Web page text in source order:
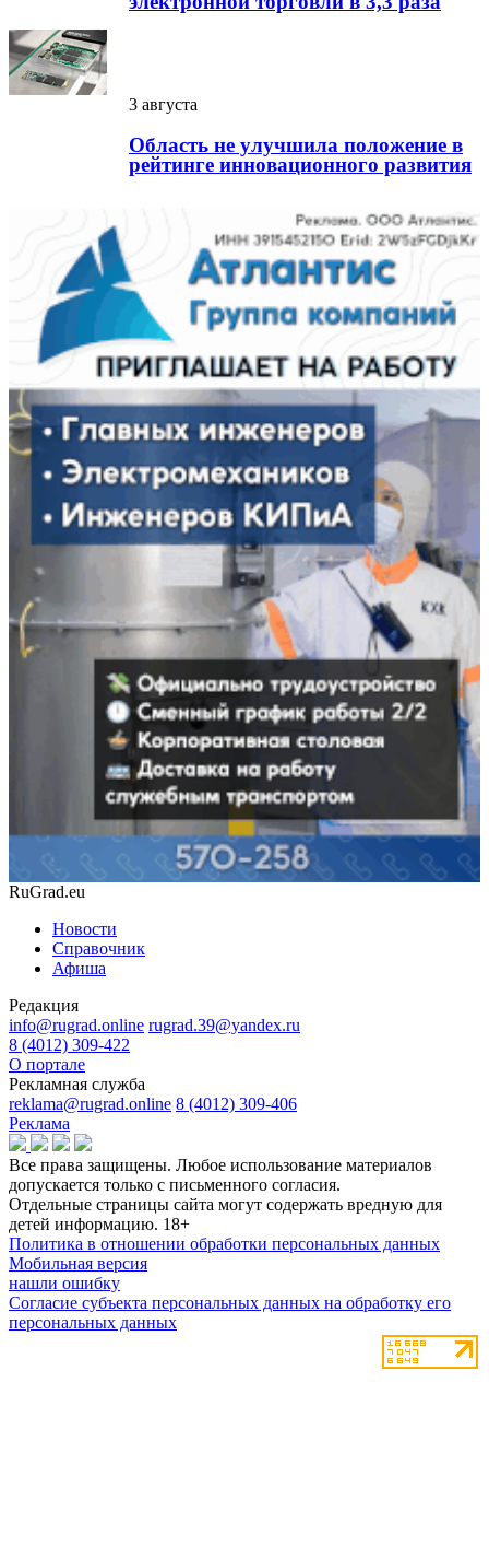
3 августа
Область не улучшила положение в
рейтинге инновационного развития
RuGrad.eu
Новости
Справочник
Афиша
Редакция
info@rugrad.online rugrad.39@yandex.ru
8 (4012) 309-422
О портале
Рекламная служба
reklama@rugrad.online 8 (4012) 309-406
Реклама
Все права защищены. Любое использование материалов
допускается только с письменного согласия.
Отдельные страницы сайта могут содержать вредную для
детей информацию. 18+
Политика в отношении обработки персональных данных
Мобильная версия
нашли ошибку
Согласие субъекта персональных данных на обработку его
персональных данных